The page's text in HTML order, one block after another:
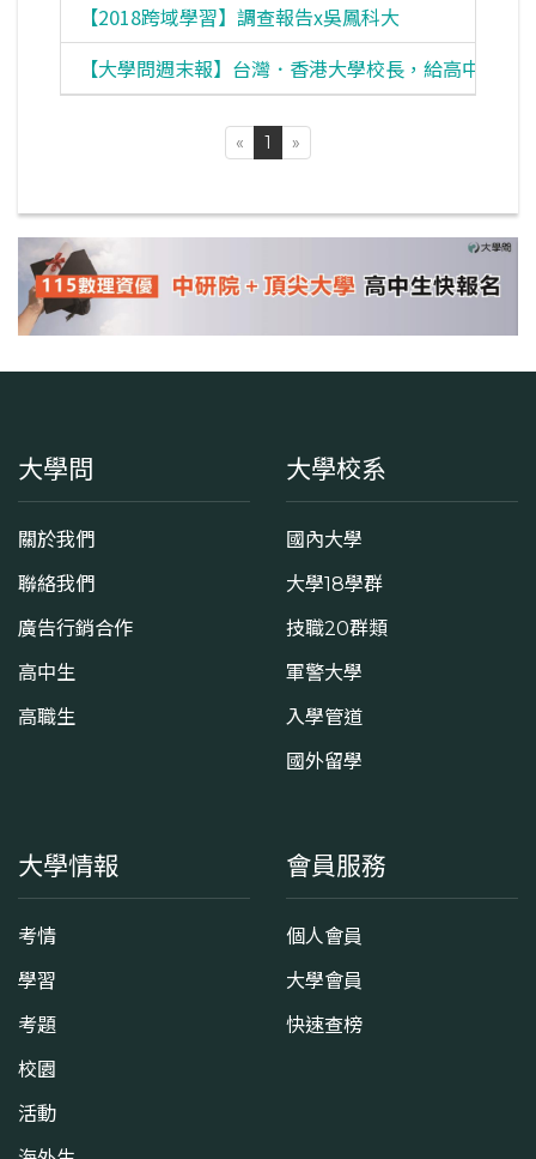
【2018跨域學習】調查報告x吳鳳科大
【大學問週末報】台灣．香港大學校長，給高中生的
« 1 »
大學問
關於我們
聯絡我們
廣告行銷合作
高中生
高職生
大學校系
國內大學
大學18學群
技職20群類
軍警大學
入學管道
國外留學
大學情報
考情
學習
考題
校園
活動
會員服務
個人會員
大學會員
快速查榜